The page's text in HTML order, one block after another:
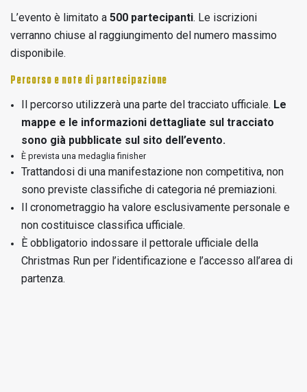
L’evento è limitato a 500 partecipanti. Le iscrizioni
verranno chiuse al raggiungimento del numero massimo
disponibile.
Percorso e note di partecipazione
Il percorso utilizzerà una parte del tracciato ufficiale. Le
mappe e le informazioni dettagliate sul tracciato
sono già pubblicate sul sito dell’evento.
È prevista una medaglia finisher
Trattandosi di una manifestazione non competitiva, non
sono previste classifiche di categoria né premiazioni.
Il cronometraggio ha valore esclusivamente personale e
non costituisce classifica ufficiale.
È obbligatorio indossare il pettorale ufficiale della
Christmas Run per l’identificazione e l’accesso all’area di
partenza.